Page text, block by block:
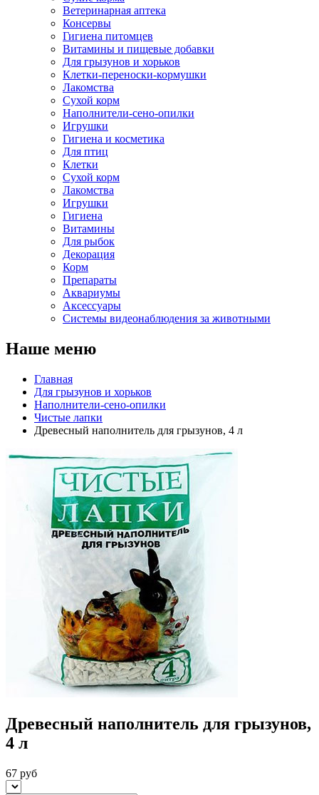
Ветеринарная аптека
Консервы
Гигиена питомцев
Витамины и пищевые добавки
Для грызунов и хорьков
Клетки-переноски-кормушки
Лакомства
Сухой корм
Наполнители-сено-опилки
Игрушки
Гигиена и косметика
Для птиц
Клетки
Сухой корм
Лакомства
Игрушки
Гигиена
Витамины
Для рыбок
Декорация
Корм
Препараты
Аквариумы
Аксессуары
Cистемы видеонаблюдения за животными
Наше меню
Главная
Для грызунов и хорьков
Наполнители-сено-опилки
Чистые лапки
Древесный наполнитель для грызунов, 4 л
Древесный наполнитель для грызунов,
4 л
67 руб